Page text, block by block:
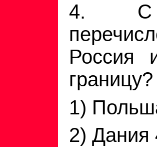
4. С
Россия
границу?
1)
2) Дания